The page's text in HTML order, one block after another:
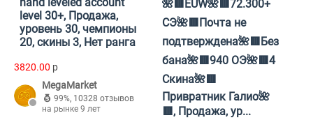
hand leveled account
level 30+, Продажа,
уровень 30, чемпионы
20, скины 3, Нет ранга
3820.00 p
MegaMarket
99%, 10328 отзывов
на рынке 9 лет
🌺🟥EUW🌺🟥72.300+
СЭ🌺🟥Почта не
подтверждена🌺🟥Без
бана🌺🟥940 ОЭ🌺🟥4
Скина🌺🟥
Привратник Галио🌺
🟥, Продажа, ур...